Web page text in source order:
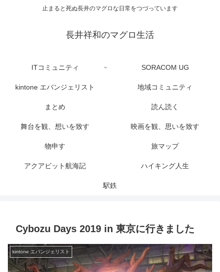
止まると死ぬ長井のマグロな日常をつづっています
長井祥和のマグロ生活
ITコミュニティ SORACOM UG
kintone エバンジェリスト 地域コミュニティ
まとめ 読ん読く
舞台を観、想いを致す 映画を観、思いを致す
物申す 旅マップ
アクアビット航海記 ハイキング人生
駅鉄
Cybozu Days 2019 in 東京に行きました
kintone エバンジェリスト